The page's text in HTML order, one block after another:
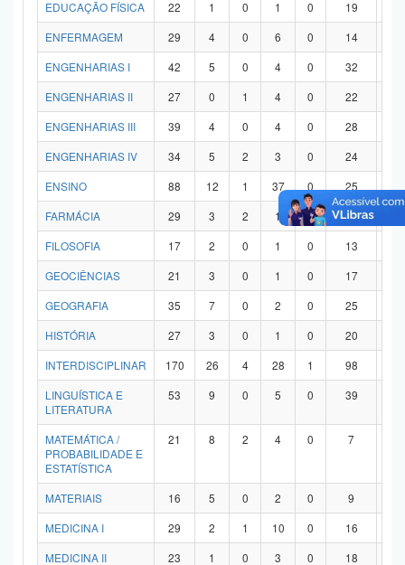
EDUCAÇÃO FÍSICA
22 1 0 1 0 19
ENFERMAGEM
29 4 0 6 0 14
ENGENHARIAS I
42 5 0 4 0 32
ENGENHARIAS II
27 0 1 4 0 22
ENGENHARIAS III
39 4 0 4 0 28
ENGENHARIAS IV
34 5 2 3 0 24
ENSINO
88 12 1 37 0 25
FARMÁCIA
29 3 2 1 0 21
FILOSOFIA
17 2 0 1 0 13
GEOCIÊNCIAS
21 3 0 1 0 17
GEOGRAFIA
35 7 0 2 0 25
HISTÓRIA
27 3 0 1 0 20
INTERDISCIPLINAR
170 26 4 28 1 98
LINGUÍSTICA E
LITERATURA
53 9 0 5 0 39
MATEMÁTICA /
PROBABILIDADE E
ESTATÍSTICA
21 8 2 4 0 7
MATERIAIS 16 5 0 2 0 9
MEDICINA I
29 2 1 10 0 16
MEDICINA II
23 1 0 3 0 18